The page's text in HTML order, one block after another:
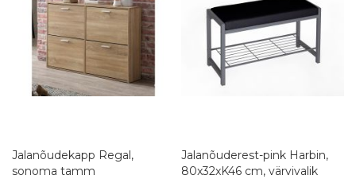
Jalanõudekapp Regal,
sonoma tamm
Jalanõuderest-pink Harbin,
80x32xK46 cm, värvivalik